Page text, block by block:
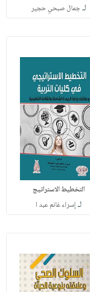
لـجمال صبحي حجير
التخطيط الاستراتيج
لـإسراء غانم عبد ا